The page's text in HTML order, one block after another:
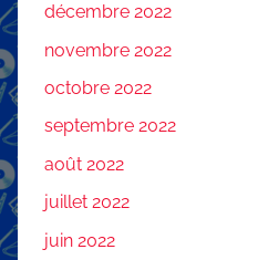
décembre 2022
novembre 2022
octobre 2022
septembre 2022
août 2022
juillet 2022
juin 2022